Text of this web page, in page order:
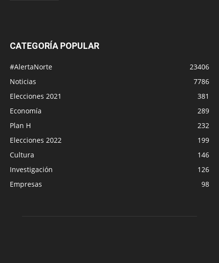
CATEGORÍA POPULAR
#AlertaNorte
23406
Noticias
7786
Elecciones 2021
381
Economía
289
Plan H
232
Elecciones 2022
199
Cultura
146
Investigación
126
Empresas
98